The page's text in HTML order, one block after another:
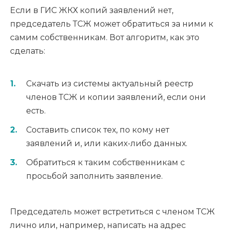
Если в ГИС ЖКХ копий заявлений нет,
председатель ТСЖ может обратиться за ними к
самим собственникам. Вот алгоритм, как это
сделать:
Скачать из системы актуальный реестр
членов ТСЖ и копии заявлений, если они
есть.
Составить список тех, по кому нет
заявлений и, или каких-либо данных.
Обратиться к таким собственникам с
просьбой заполнить заявление.
Председатель может встретиться с членом ТСЖ
лично или, например, написать на адрес